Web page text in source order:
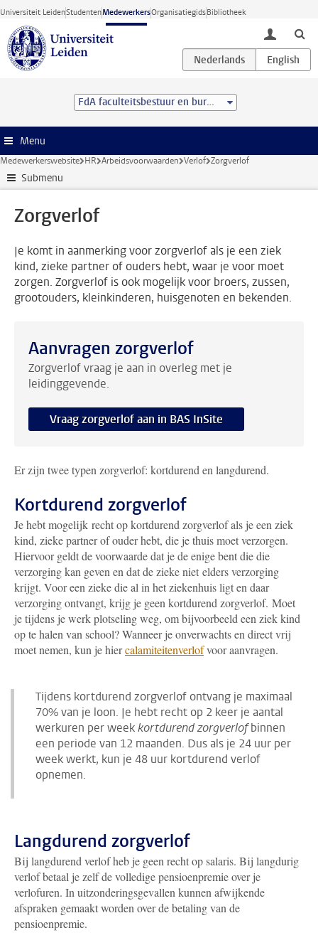
Ga direct naar de inhoud
Universiteit LeidenStudentenMedewerkersOrganisatiegidsBibliotheek
toggle
FdA faculteitsbestuur en bureau
Menu
Medewerkerswebsite HR Arbeidsvoorwaarden Verlof Zorgverlof
Submenu
Zorgverlof
Je komt in aanmerking voor zorgverlof als je een ziek
kind, zieke partner of ouders hebt, waar je voor moet
zorgen. Zorgverlof is ook mogelijk voor broers, zussen,
grootouders, kleinkinderen, huisgenoten en bekenden.
Aanvragen zorgverlof
Zorgverlof vraag je aan in overleg met je
leidinggevende.
Vraag zorgverlof aan in BAS InSite
Er zijn twee typen zorgverlof: kortdurend en langdurend.
Kortdurend zorgverlof
Je hebt mogelijk recht op kortdurend zorgverlof als je een ziek
kind, zieke partner of ouder hebt, die je thuis moet verzorgen.
Hiervoor geldt de voorwaarde dat je de enige bent die die
verzorging kan geven en dat de zieke niet elders verzorging
krijgt. Voor een zieke die al in het ziekenhuis ligt en daar
verzorging ontvangt, krijg je geen kortdurend zorgverlof. Moet
je tijdens je werk plotseling weg, om bijvoorbeeld een ziek kind
op te halen van school? Wanneer je onverwachts en direct vrij
moet nemen, kun je hiercalamiteitenverlofvoor aanvragen.
Tijdens kortdurend zorgverlof ontvang je maximaal
70% van je loon. Je hebt recht op 2 keer je aantal
werkuren per weekkortdurend zorgverlofbinnen
een periode van 12 maanden. Dus als je 24 uur per
week werkt, kun je 48 uur kortdurend verlof
opnemen.
Langdurend zorgverlof
Bij langdurend verlof heb je geen recht op salaris. Bij langdurig
verlof betaal je zelf de volledige pensioenpremie over je
verlofuren. In uitzonderingsgevallen kunnen afwijkende
afspraken gemaakt worden over de betaling van de
pensioenpremie.